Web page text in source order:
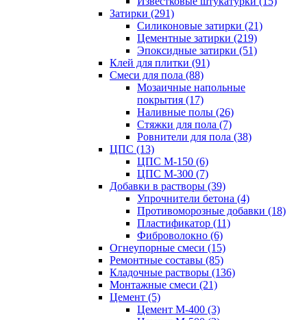
Затирки (291)
Силиконовые затирки (21)
Цементные затирки (219)
Эпоксидные затирки (51)
Клей для плитки (91)
Смеси для пола (88)
Мозаичные напольные
покрытия (17)
Наливные полы (26)
Стяжки для пола (7)
Ровнители для пола (38)
ЦПС (13)
ЦПС М-150 (6)
ЦПС М-300 (7)
Добавки в растворы (39)
Упрочнители бетона (4)
Противоморозные добавки (18)
Пластификатор (11)
Фиброволокно (6)
Огнеупорные смеси (15)
Ремонтные составы (85)
Кладочные растворы (136)
Монтажные смеси (21)
Цемент (5)
Цемент М-400 (3)